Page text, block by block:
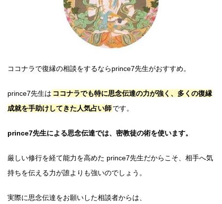
ココナラで復縁の相談をするならprince7先生がおすすめ。
prince7先生は ココナラでも特に思念伝達の力が強く、多くの復縁
成就を手助けしてきた人気占い師です。
prince7先生による思念伝達では、密教徒の術を使います。
厳しい修行を経て能力を高めた prince7先生だからこそ、相手へ気
持ちを伝える力が誰よりも強いのでしょう。
実際に思念伝達をお願いした相談者からは、